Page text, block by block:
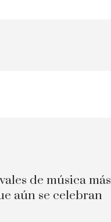
de música más
aún se celebran